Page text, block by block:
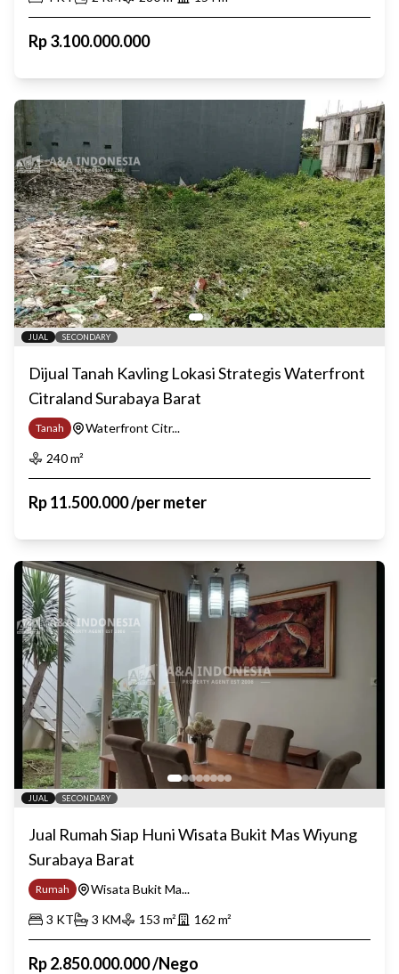
Rp3.100.000.000
JUAL SECONDARY
Dijual Tanah Kavling Lokasi Strategis Waterfront
Citraland Surabaya Barat
Tanah
Waterfront Citr...
240m²
Rp11.500.000/per meter
JUAL SECONDARY
Jual Rumah Siap Huni Wisata Bukit Mas Wiyung
Surabaya Barat
Rumah
Wisata Bukit Ma...
3 KT 3 KM 153 m² 162 m²
Rp2.850.000.000/Nego